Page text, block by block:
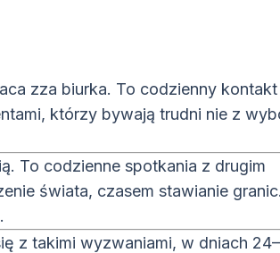
zza biurka. To codzienny kontakt
którzy bywają trudni nie z
To codzienne spotkania z drugim
świata, czasem stawianie
z takimi wyzwaniami, w dniach